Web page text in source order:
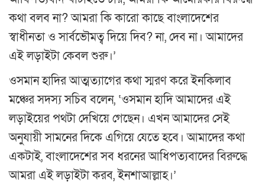
কথা বলব না? আমরা কি কারো কাছে বাংলাদেশের
স্বাধীনতা ও সার্বভৌমত্ব দিয়ে দিব? না, দেব না। আমাদের
এই লড়াইটা কেবল শুরু।’
ওসমান হাদির আত্মত্যাগের কথা স্মরণ করে ইনকিলাব
মঞ্চের সদস্য সচিব বলেন, ‘ওসমান হাদি আমাদের এই
লড়াইয়ের পথটা দেখিয়ে গেছেন। এখন আমাদের সেই
অনুযায়ী সামনের দিকে এগিয়ে যেতে হবে। আমাদের কথা
একটাই, বাংলাদেশের সব ধরনের আধিপত্যবাদের বিরুদ্ধে
আমরা এই লড়াইটা করব, ইনশাআল্লাহ।’